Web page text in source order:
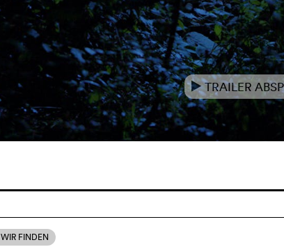
eTRAILER
FINDEN